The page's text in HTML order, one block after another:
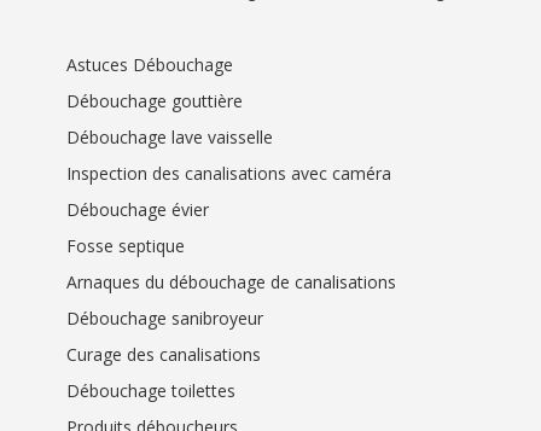
Astuces Débouchage
Débouchage gouttière
Débouchage lave vaisselle
Inspection des canalisations avec caméra
Débouchage évier
Fosse septique
Arnaques du débouchage de canalisations
Débouchage sanibroyeur
Curage des canalisations
Débouchage toilettes